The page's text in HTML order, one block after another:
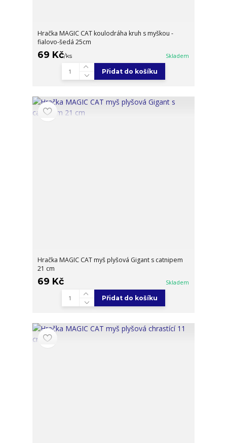
Hračka MAGIC CAT koulodráha kruh s myškou -
fialovo-šedá 25cm
69 Kč/ks Skladem
Přidat do košíku
Hračka MAGIC CAT myš plyšová Gigant s catnipem
21 cm
69 Kč Skladem
Přidat do košíku